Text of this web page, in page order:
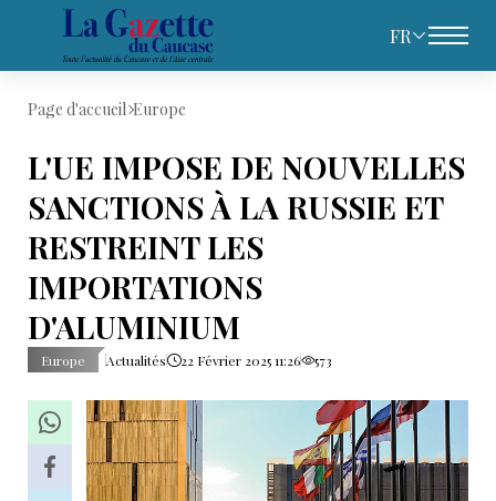
FR
Page d'accueil Europe
L'UE IMPOSE DE NOUVELLES
SANCTIONS À LA RUSSIE ET
RESTREINT LES
IMPORTATIONS
D'ALUMINIUM
Europe Actualités 22 Février 2025 11:26 573